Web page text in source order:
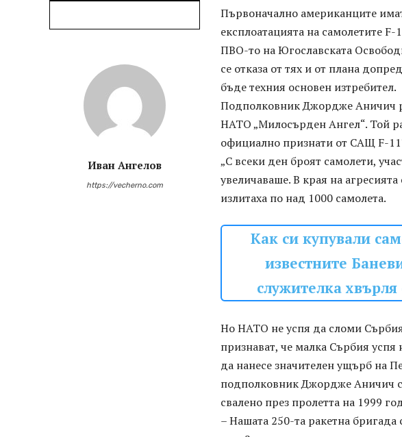
Иван Ангелов
https://vecherno.com
Първоначално американците
експлоатацията на самолетите
ПВО-то на Югославската
се отказа от тях и от плана
бъде техния основен изтребител.
Подполковник Джордже Аничич
НАТО „Милосърден Ангел“. Той
официално признати от САЩ F-
„С всеки ден броят самолети,
увеличаваше. В края на
излитаха по над 1000 самолета.
Как си купували
известните
служителка
Но НАТО не успя да сломи
признават, че малка Сърбия
да нанесе значителен ущърб на
подполковник Джордже Аничич
свалено през пролетта на 1999
– Нашата 250-та ракетна